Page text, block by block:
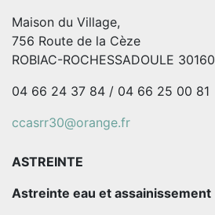
Maison du Village,
756 Route de la Cèze
ROBIAC-ROCHESSADOULE 30160
04 66 24 37 84 / 04 66 25 00 81
ccasrr30@orange.fr
ASTREINTE
Astreinte eau et assainissement